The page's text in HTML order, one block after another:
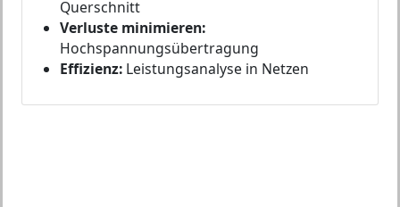
Querschnitt
Verluste minimieren:
Hochspannungsübertragung
Effizienz: Leistungsanalyse in Netzen